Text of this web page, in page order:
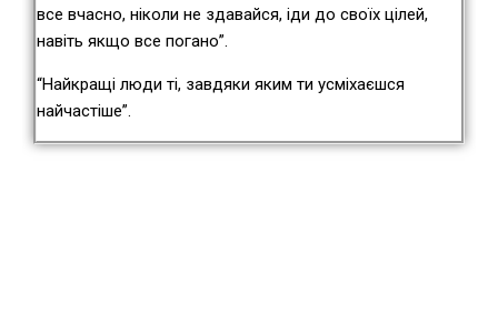
все вчасно, ніколи не здавайся, іди до своїх цілей,
навіть якщо все погано”.
“Найкращі люди ті, завдяки яким ти усміхаєшся
найчастіше”.